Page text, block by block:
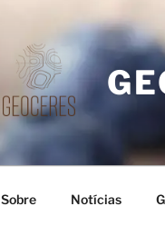
Sobre Notícias